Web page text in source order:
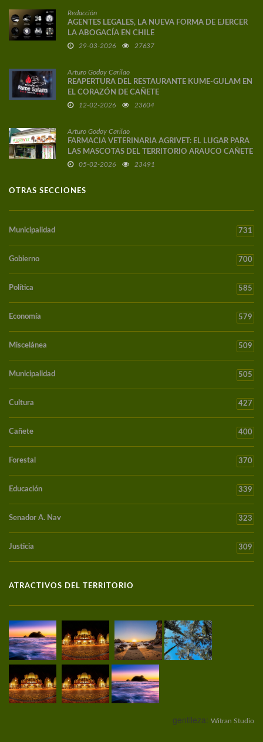
Redacción
AGENTES LEGALES, LA NUEVA FORMA DE EJERCER
LA ABOGACÍA EN CHILE
29-03-2026 27637
Arturo Godoy Carilao
REAPERTURA DEL RESTAURANTE KUME-GULAM EN
EL CORAZÓN DE CAÑETE
12-02-2026 23604
Arturo Godoy Carilao
FARMACIA VETERINARIA AGRIVET: EL LUGAR PARA
LAS MASCOTAS DEL TERRITORIO ARAUCO CAÑETE
05-02-2026 23491
OTRAS SECCIONES
Municipalidad 731
Gobierno 700
Política 585
Economía 579
Miscelánea 509
Municipalidad 505
Cultura 427
Cañete 400
Forestal 370
Educación 339
Senador A. Nav 323
Justicia 309
ATRACTIVOS DEL TERRITORIO
gentileza: Witran Studio